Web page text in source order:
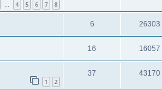
… 4 5 6 7 8
6 26303
16 16057
1 2
37 43170